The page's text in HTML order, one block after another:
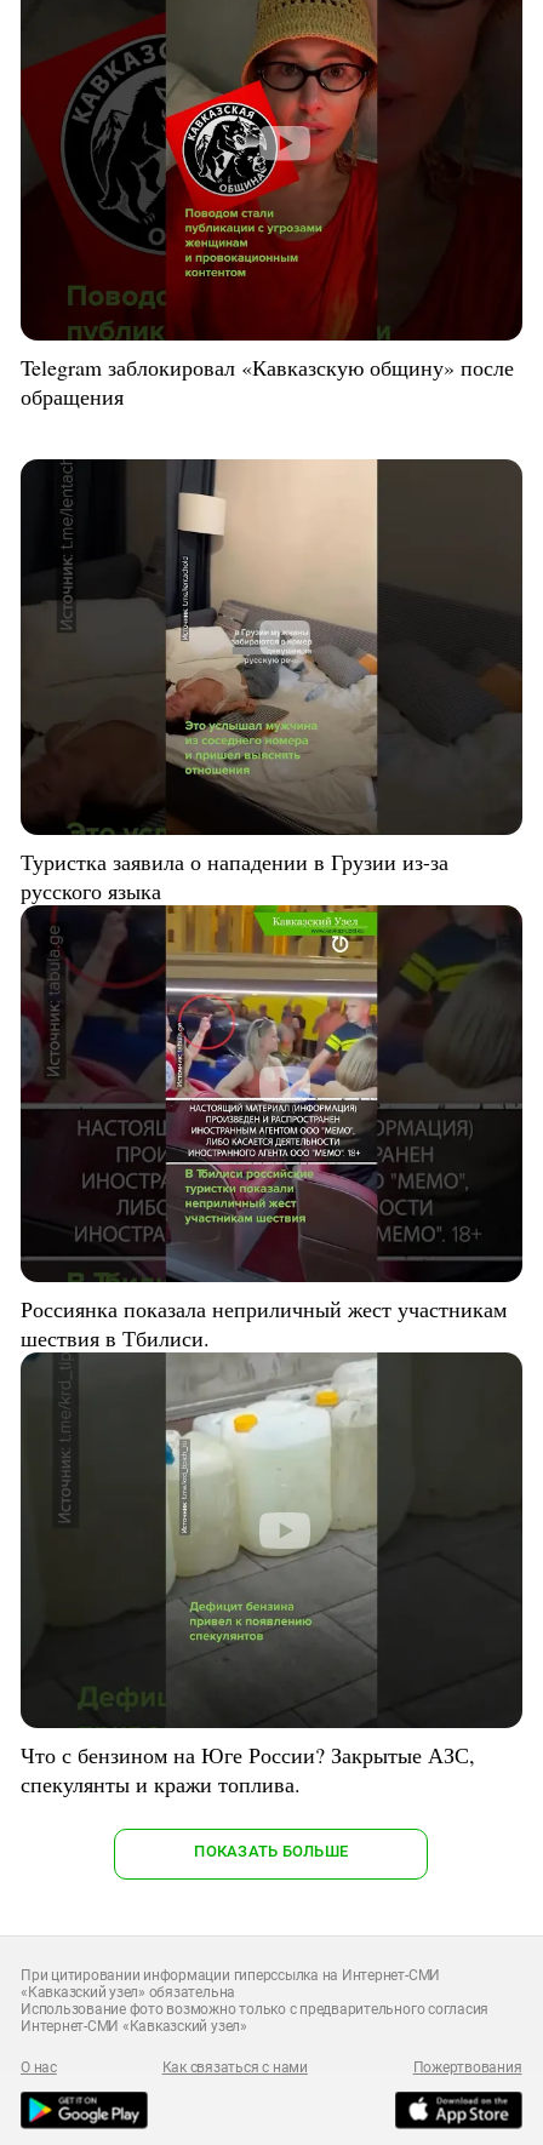
Telegram заблокировал «Кавказскую общину» после
обращения
Туристка заявила о нападении в Грузии из-за
русского языка
Россиянка показала неприличный жест участникам
шествия в Тбилиси.
Что с бензином на Юге России? Закрытые АЗС,
спекулянты и кражи топлива.
ПОКАЗАТЬ БОЛЬШЕ
При цитировании информации гиперссылка на Интернет-СМИ
«Кавказский узел» обязательна
Использование фото возможно только с предварительного согласия
Интернет-СМИ «Кавказский узел»
О нас Как связаться с нами Пожертвования